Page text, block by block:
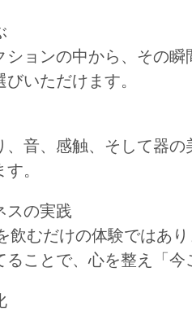
ションの中から、その
いただけます。
、音、感触、そして器
。
スの実践
飲むだけの体験ではあ
ることで、心を整え「